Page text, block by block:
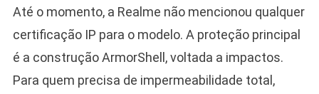
Até o momento, a Realme não mencionou qualquer
certificação IP para o modelo. A proteção principal
é a construção ArmorShell, voltada a impactos.
Para quem precisa de impermeabilidade total,